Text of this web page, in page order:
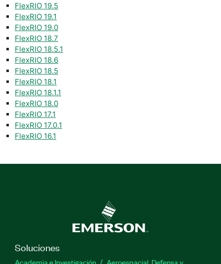
FlexRIO 19.5
FlexRIO 19.1
FlexRIO 19.0
FlexRIO 18.7
FlexRIO 18.5.1
FlexRIO 18.6
FlexRIO 18.5
FlexRIO 18.1
FlexRIO 18.1.1
FlexRIO 18.0
FlexRIO 17.1
FlexRIO 17.0.1
FlexRIO 16.1
Soluciones
Academia e Investigación
Aeroespacial, Defensa y